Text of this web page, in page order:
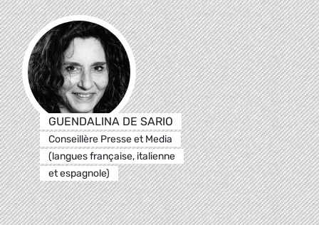
GUENDALINA DE SARIO
Conseillère Presse et Media
(langues française, italienne
et espagnole)